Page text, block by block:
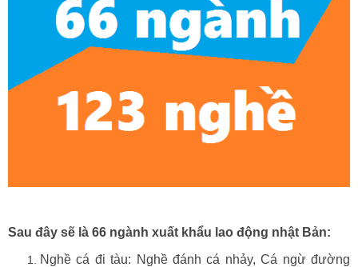
Sau đây sẽ là 66 ngành xuất khẩu lao động nhật Bản:
Nghề cá đi tàu: Nghề đánh cá nhảy, Cá ngừ đường